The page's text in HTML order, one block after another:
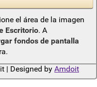
el área de la imagen
Escritorio. A
fondos de pantalla
| Designed by Amdoit